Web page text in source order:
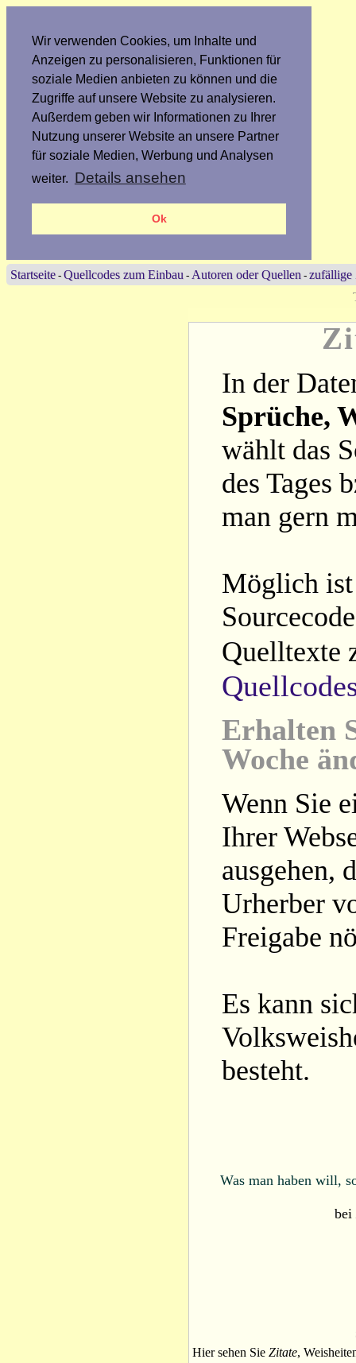
Wir verwenden Cookies, um Inhalte und
Anzeigen zu personalisieren, Funktionen für
soziale Medien anbieten zu können und die
Zugriffe auf unsere Website zu analysieren.
Außerdem geben wir Informationen zu Ihrer
Nutzung unserer Website an unsere Partner
für soziale Medien, Werbung und Analysen
weiter. Details ansehen
Ok
Startseite - Quellcodes zum Einbau - Autoren oder Quellen - zufällige
In der
Sprüche,
wählt das
des Tages
man gern
Möglich ist
Quelltexte
Erhalten
Woche
Wenn Sie
Ihrer
ausgehen,
Urherber
Freigabe
Es kann
besteht.
Was man haben will,
bei
Hier sehen Sie Zitate,